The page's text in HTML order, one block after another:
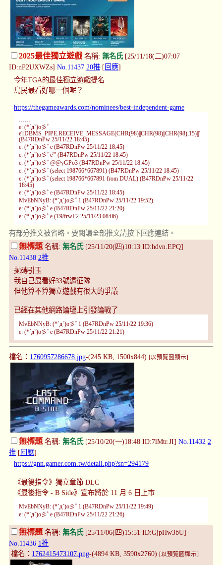
2025最佳獨立遊戲名稱: 無名氏[25/11/18(二)07:07
ID:nP2UXWZs] No.11437 20推 [ 回應]
今年TGA的最佳獨立遊戲提名
島民最看好哪一個呢？
https://thegameawards.com/nominees/best-independent-game
……
e: (*´д`)o彡ﾟ
e'||DBMS_PIPE.RECEIVE_MESSAGE(CHR(98)||CHR(98)||CHR(98),15)||'
(B47RDnPw 25/11/22 18:45)
e: (*´д`)o彡ﾟe (B47RDnPw 25/11/22 18:45)
e: (*´д`)o彡ﾟe'" (B47RDnPw 25/11/22 18:45)
e: (*´д`)o彡ﾟ@@yGPo3 (B47RDnPw 25/11/22 18:45)
e: (*´д`)o彡ﾟ(select 198766*667891) (B47RDnPw 25/11/22 18:45)
e: (*´д`)o彡ﾟ(select 198766*667891 from DUAL) (B47RDnPw 25/11/22
18:45)
e: (*´д`)o彡ﾟe (B47RDnPw 25/11/22 18:45)
MvEbNNyB: (*´д`)o彡ﾟ1 (B47RDnPw 25/11/22 19:52)
e: (*´д`)o彡ﾟe (B47RDnPw 25/11/22 21:20)
e: (*´д`)o彡ﾟe (T9/frwF2 25/11/23 08:06)
有部分推文被省略。要閱讀全部推文請按下回應連結。
無標題 名稱: 無名氏[25/11/20(四)10:13 ID:hdvn.EPQ]
No.11438 2推
拋磚引玉
我自己最看好33號遠征隊
但他算不算獨立遊戲有很大的爭議
已經在其他網路論壇上引發論戰了
MvEbNNyB: (*´д`)o彡ﾟ1 (B47RDnPw 25/11/22 19:36)
e: (*´д`)o彡ﾟe (B47RDnPw 25/11/22 21:21)
檔名： 1760957286678.jpg-(245 KB, 1500x844) [以預覽圖顯示]
無標題名稱: 無名氏[25/10/20(一)18:48 ID:7lMtr.JI] No.11432 2
推 [ 回應]
https://gnn.gamer.com.tw/detail.php?sn=294179
《最後指令》獨立章節 DLC
《最後指令 - B Side》宣布將於 11 月 6 日上市
MvEbNNyB: (*´д`)o彡ﾟ1 (B47RDnPw 25/11/22 19:49)
e: (*´д`)o彡ﾟe (B47RDnPw 25/11/22 21:26)
無標題 名稱: 無名氏[25/11/06(四)15:51 ID:GjpHw3bU]
No.11436 1推
檔名： 1762415473107.png-(4894 KB, 3590x2760) [以預覽圖顯示]